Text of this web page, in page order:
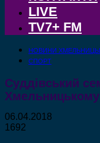
LIVE
TV7+ FM
НОВИНИ
СПОРТ
Суддівський
Хмельницькому
06.04.2018
1692